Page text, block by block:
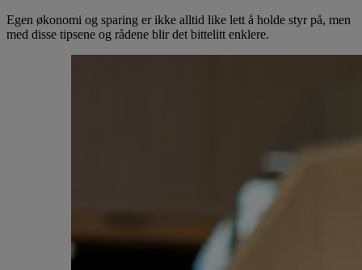
Egen økonomi og sparing er ikke alltid like lett å holde styr på, men
med disse tipsene og rådene blir det bittelitt enklere.